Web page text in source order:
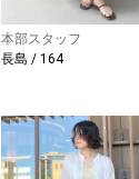
本部スタッフ
長島 / 164